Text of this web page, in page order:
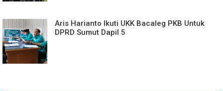
Aris Harianto Ikuti UKK Bacaleg PKB Untuk
DPRD Sumut Dapil 5